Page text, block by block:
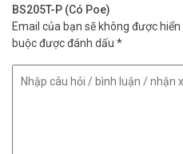
BS205T-P (Có Poe)
Email của bạn sẽ không được hiển
buộc được đánh dấu *